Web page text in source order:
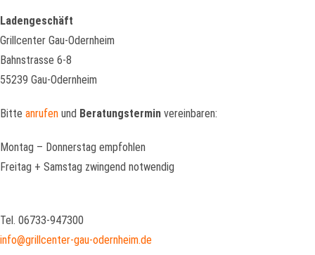
Ladengeschäft
Grillcenter Gau-Odernheim
Bahnstrasse 6-8
55239 Gau-Odernheim
Bitte anrufen und Beratungstermin vereinbaren:
Montag – Donnerstag empfohlen
Freitag + Samstag zwingend notwendig
Tel. 06733-947300
info@grillcenter-gau-odernheim.de